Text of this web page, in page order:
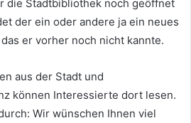
die Stadtbibliothek noch geöffnet
der ein oder andere ja ein neues
er vorher noch nicht kannte.
aus der Stadt und
können Interessierte dort lesen.
Wir wünschen Ihnen viel